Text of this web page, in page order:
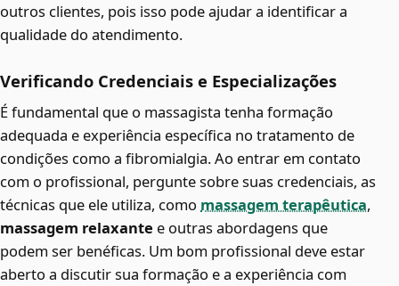
outros clientes, pois isso pode ajudar a identificar a
qualidade do atendimento.
Verificando Credenciais e Especializações
É fundamental que o massagista tenha formação
adequada e experiência específica no tratamento de
condições como a fibromialgia. Ao entrar em contato
com o profissional, pergunte sobre suas credenciais, as
técnicas que ele utiliza, como massagem terapêutica,
massagem relaxante e outras abordagens que
podem ser benéficas. Um bom profissional deve estar
aberto a discutir sua formação e a experiência com